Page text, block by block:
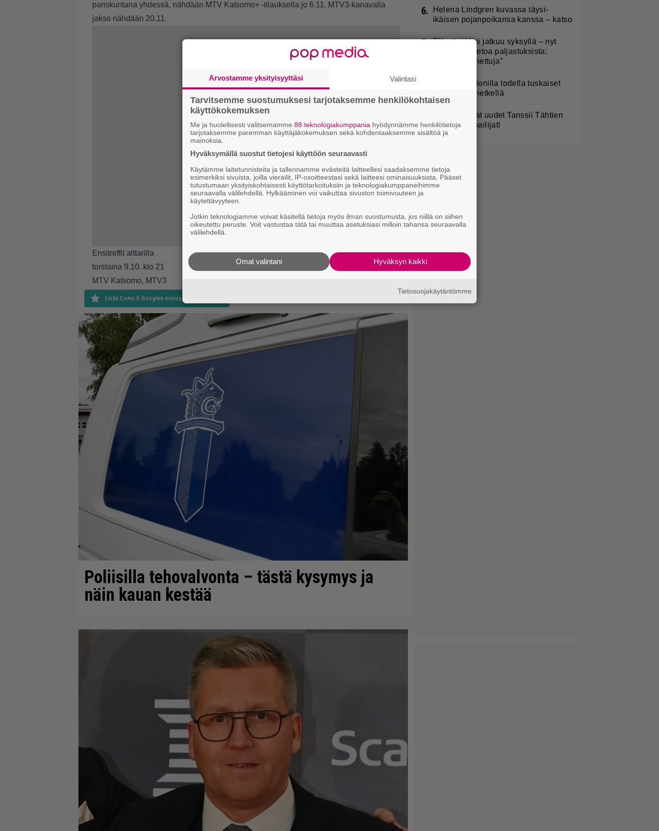
pariskuntana yhdessä, nähdään MTV Katsomo+ -tilauksella jo 6.11. MTV3-kanavalla
jakso nähdään 20.11.
Ensitreffit alttarilla
torstaina 9.10. klo 21
MTV Katsomo, MTV3
Lisää Como.fi Googlen ensisijaiseksi lähteeksi
Poliisilla tehovalvonta – tästä kysymys ja
näin kauan kestää
6.
Helena Lindgren kuvassa täysi-
ikäisen pojanpoikansa kanssa – katso
7. Elämäni biisi jatkuu syksyllä – nyt
saatiin lisätietoa paljastuksista:
”Erittäin tunnettuja”
Laulaja Marionilla todella tuskaiset
paikat tällä hetkellä
MTV: He ovat uudet Tanssii Tähtien
Kanssa -kilpailijat!
Arvostamme yksityisyyttäsi Valintasi
Tarvitsemme suostumuksesi tarjotaksemme henkilökohtaisen
käyttökokemuksen
Me ja huolellisesti valitsemamme 88 teknologiakumppania hyödynnämme henkilötietoja
tarjotaksemme paremman käyttäjäkokemuksen sekä kohdentaaksemme sisältöä ja
mainoksia.
Hyväksymällä suostut tietojesi käyttöön seuraavasti
Käytämme laitetunnisteita ja tallennamme evästeitä laitteellesi saadaksemme tietoja
esimerkiksi sivuista, joilla vierailit, IP-osoitteestasi sekä laitteesi ominaisuuksista. Pääset
tutustumaan yksityiskohtaisesti käyttötarkoituksiin ja teknologiakumppaneihimme
seuraavalla välilehdellä. Hylkääminen voi vaikuttaa sivuston toimivuuteen ja
käytettävyyteen.
Jotkin teknologiamme voivat käsitellä tietoja myös ilman suostumusta, jos niillä on siihen
oikeutettu peruste. Voit vastustaa tätä tai muuttaa asetuksiasi milloin tahansa seuraavalla
välilehdellä.
Hyväksyn kaikki
Omat valintani
Tietosuojakäytäntömme